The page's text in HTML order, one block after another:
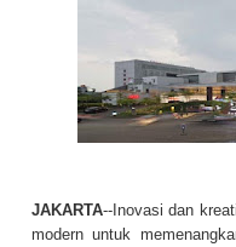
JAKARTA--Inovasi dan
modern untuk